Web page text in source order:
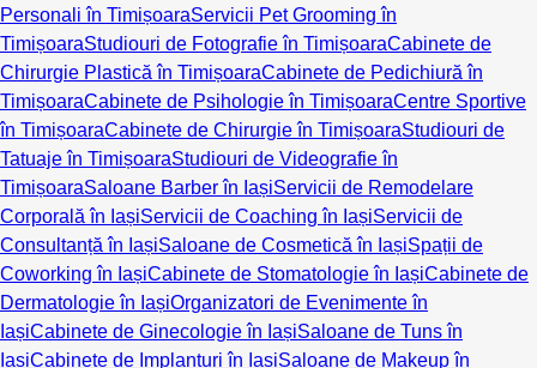
Personali în TimișoaraServicii Pet Grooming în
TimișoaraStudiouri de Fotografie în TimișoaraCabinete de
Chirurgie Plastică în TimișoaraCabinete de Pedichiură în
TimișoaraCabinete de Psihologie în TimișoaraCentre Sportive
în TimișoaraCabinete de Chirurgie în TimișoaraStudiouri de
Tatuaje în TimișoaraStudiouri de Videografie în
TimișoaraSaloane Barber în IașiServicii de Remodelare
Corporală în IașiServicii de Coaching în IașiServicii de
Consultanță în IașiSaloane de Cosmetică în IașiSpații de
Coworking în IașiCabinete de Stomatologie în IașiCabinete de
Dermatologie în IașiOrganizatori de Evenimente în
IașiCabinete de Ginecologie în IașiSaloane de Tuns în
IașiCabinete de Implanturi în IașiSaloane de Makeup în